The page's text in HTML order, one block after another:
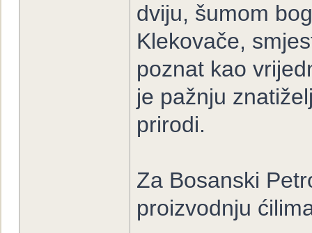
dviju, šumom
Klekovače,
poznat kao
je pažnju
prirodi.
Za Bosanski
proizvodnju